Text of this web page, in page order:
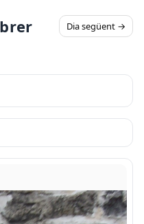
Dia següent →